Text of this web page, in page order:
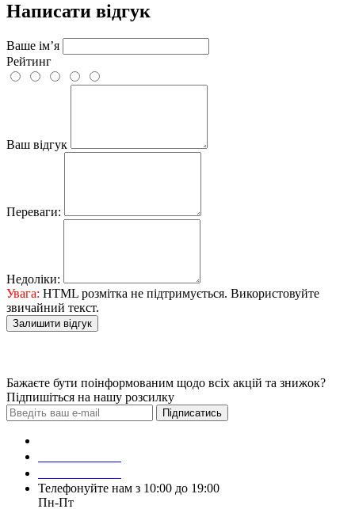
Написати відгук
Ваше ім’я
Рейтинг
Ваш відгук
Переваги:
Недоліки:
Увага: HTML розмітка не підтримується. Використовуйте
звичайний текст.
Залишити відгук
Бажаєте бути поінформованим щодо всіх акцій та знижок?
Підпишіться на нашу розсилку
Підписатись
Телефонуйте нам з 10:00 до 19:00
Пн-Пт